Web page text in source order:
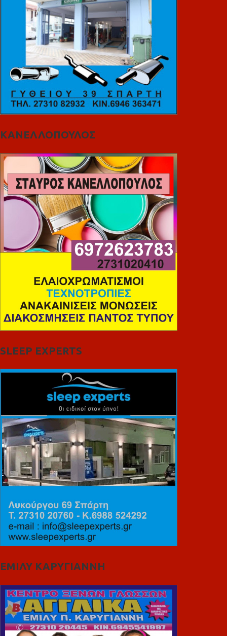
ΚΑΝΕΛΛΟΠΟΥΛΟΣ
SLEEP EXPERTS
ΕΜΙΛΥ ΚΑΡΥΓΙΑΝΝΗ